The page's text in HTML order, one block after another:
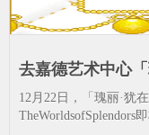
去嘉德艺术中心
字艺术幻化出东
12月22日，「瑰丽·犹
TheWorldsofSplendors